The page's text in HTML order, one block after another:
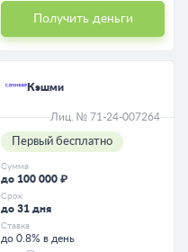
Получить деньги
Кэшми
Лиц. № 71-24-007264
Первый бесплатно
Сумма
до 100 000 ₽
Срок
до 31 дня
Ставка
до 0.8% в день